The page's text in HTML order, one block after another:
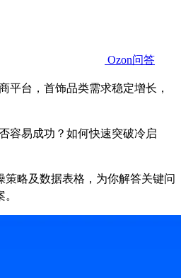
Ozon问答
平台，首饰品类需求稳定增长，
容易成功？如何快速突破冷启
略及数据表格，为你解答关键问